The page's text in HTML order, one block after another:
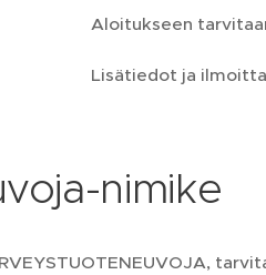
Aloitukseen
Lisätiedot ja
nimike